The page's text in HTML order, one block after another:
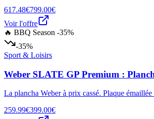
617.48€799.00€
Voir l'offre
🔥 BBQ Season -35%
-35%
Sport & Loisirs
Weber SLATE GP Premium :
La plancha Weber à prix cassé. Plaque
259.99€399.00€